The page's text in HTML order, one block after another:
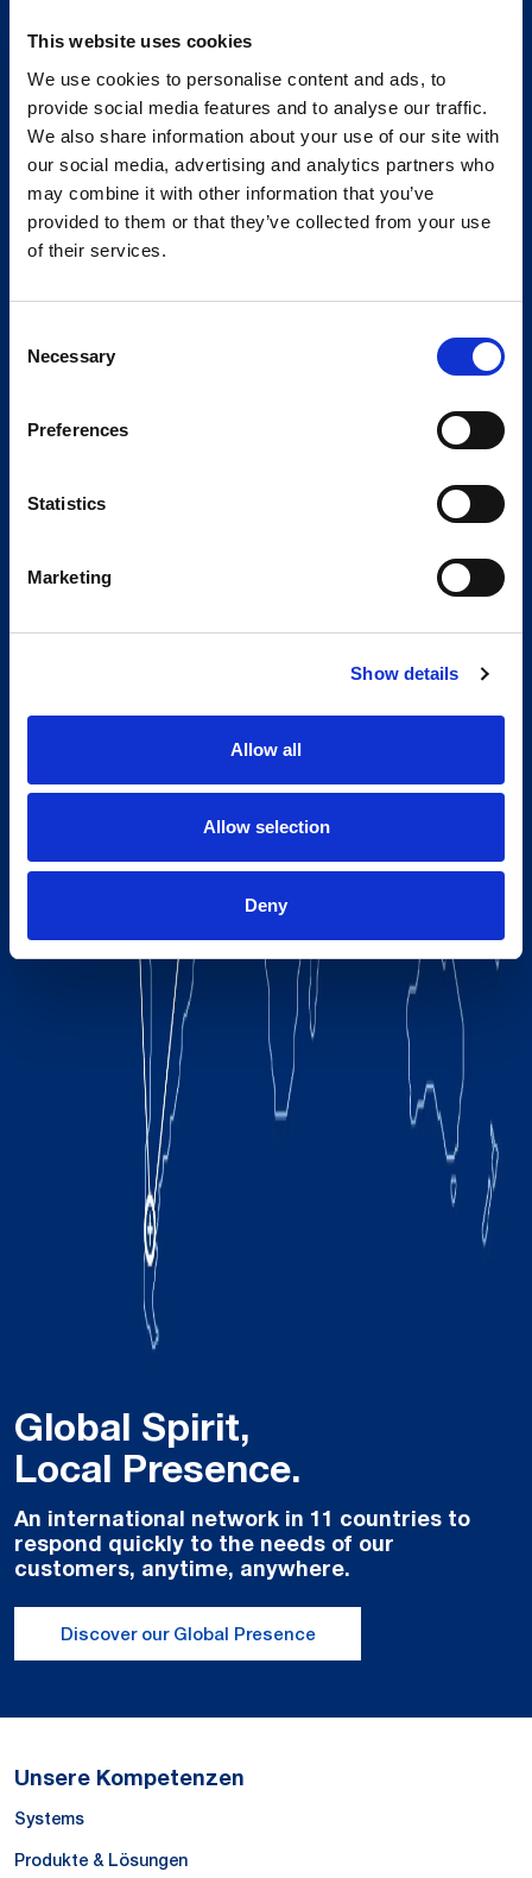
This website uses cookies
We use cookies to personalise content and ads, to
provide social media features and to analyse our traffic.
We also share information about your use of our site with
our social media, advertising and analytics partners who
may combine it with other information that you’ve
provided to them or that they’ve collected from your use
of their services.
Selection
Necessary
Preferences
Statistics
Marketing
Show details
Allow all
Allow selection
Deny
Global Spirit,
Local Presence.
An international network in 11 countries to
respond quickly to the needs of our
customers, anytime, anywhere.
Discover our Global Presence
Unsere Kompetenzen
Systems
Produkte & Lösungen